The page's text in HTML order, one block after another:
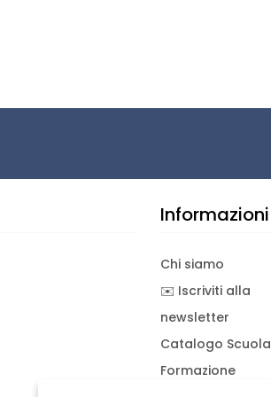
Informazioni
Chi siamo
✉️ Iscriviti alla
newsletter
Catalogo Scuola
Formazione